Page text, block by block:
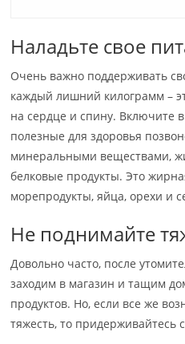
Наладьте свое
Очень важно поддерживать
каждый лишний килограмм –
на сердце и спину. Включите
полезные для здоровья
минеральными веществами,
белковые продукты. Это
морепродукты, яйца, орехи и
Не поднимайте
Довольно часто, после
заходим в магазин и тащим
продуктов. Но, если все же
тяжесть, то